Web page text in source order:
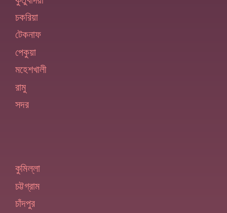
চকরিয়া
টেকনাফ
পেকুয়া
মহেশখালী
রামু
সদর
কুমিল্লা
চট্টগ্রাম
চাঁদপুর